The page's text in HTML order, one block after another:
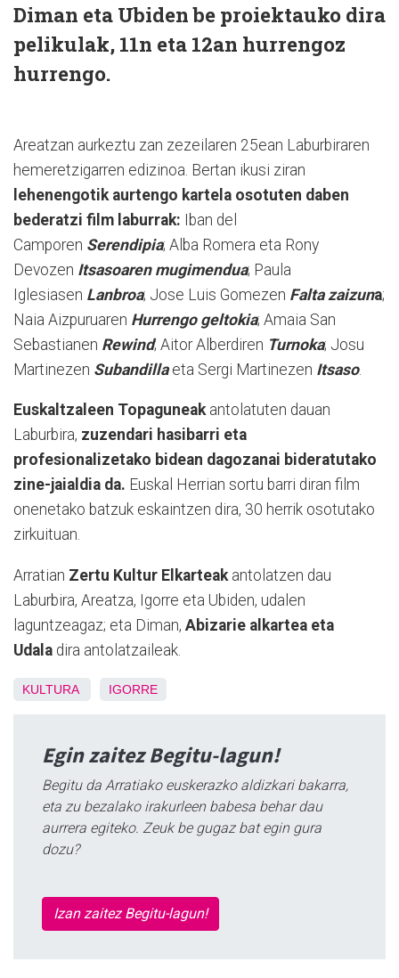
Diman eta Ubiden be proiektauko dira
pelikulak, 11n eta 12an hurrengoz
hurrengo.
Areatzan aurkeztu zan zezeilaren 25ean Laburbiraren
hemeretzigarren edizinoa. Bertan ikusi ziran
lehenengotik aurtengo kartela osotuten daben
bederatzi film laburrak: Iban del
Camporen Serendipia; Alba Romera eta Rony
Devozen Itsasoaren mugimendua; Paula
Iglesiasen Lanbroa; Jose Luis Gomezen Falta zaizuna;
Naia Aizpuruaren Hurrengo geltokia; Amaia San
Sebastianen Rewind; Aitor Alberdiren Turnoka; Josu
Martinezen Subandilla eta Sergi Martinezen Itsaso.
Euskaltzaleen Topaguneakantolatuten dauan
Laburbira, zuzendari hasibarri eta
profesionalizetako bidean dagozanai bideratutako
zine-jaialdia da. Euskal Herrian sortu barri diran film
onenetako batzuk eskaintzen dira, 30 herrik osotutako
zirkuituan.
Arratian Zertu Kultur Elkarteak antolatzen dau
Laburbira, Areatza, Igorre eta Ubiden, udalen
laguntzeagaz; eta Diman, Abizarie alkartea eta
Udala dira antolatzaileak.
KULTURA IGORRE
Egin zaitez Begitu-lagun!
Begitu da Arratiako euskerazko aldizkari bakarra,
eta zu bezalako irakurleen babesa behar dau
aurrera egiteko. Zeuk be gugaz bat egin gura
dozu?
Izan zaitez Begitu-lagun!